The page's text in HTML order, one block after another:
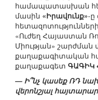
համապատասխան
մասին «Իրավունք»-ը
«Ուժեղ Հայաստան
Միության» շարժման
քաղաքագիտական
քաղաքագետ ԳԱԳԻԿ
— Ի՞նչ կասեք ՌԴ
վերոնշյալ